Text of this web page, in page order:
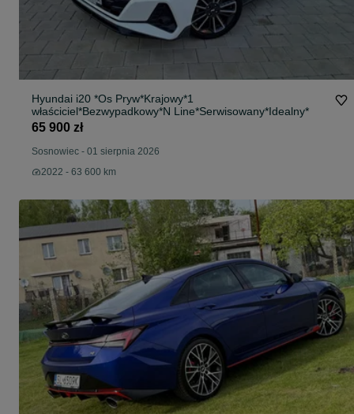
Hyundai i20 *Os Pryw*Krajowy*1
właściciel*Bezwypadkowy*N Line*Serwisowany*Idealny*
65 900 zł
Sosnowiec - 01 sierpnia 2026
2022 - 63 600 km